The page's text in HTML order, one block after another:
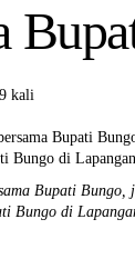
kali
Bupati
Bungo di